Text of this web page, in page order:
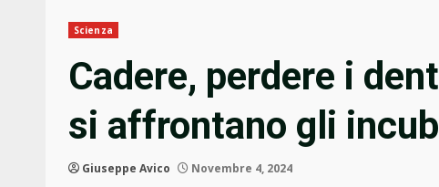
Scienza
Cadere, perdere i
si affrontano gli
Giuseppe Avico Novembre 4, 2024